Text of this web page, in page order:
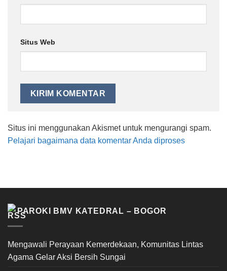
Situs Web
Situs ini menggunakan Akismet untuk mengurangi spam.
Pelajari bagaimana data komentar Anda diproses
PAROKI BMV KATEDRAL – BOGOR
Mengawali Perayaan Kemerdekaan, Komunitas Lintas
Agama Gelar Aksi Bersih Sungai